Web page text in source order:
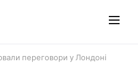
переговори у Лондоні